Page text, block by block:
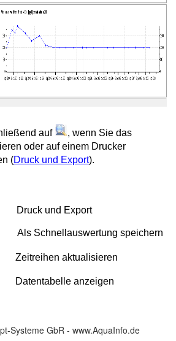
auf
, wenn Sie das
oder auf einem Drucker
(Druck und Export).
Druck und Export
Als Schnellauswertung speichern
Zeitreihen aktualisieren
Datentabelle anzeigen
Systeme GbR - www.AquaInfo.de